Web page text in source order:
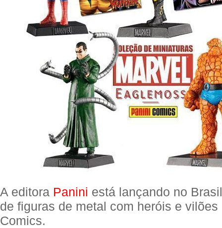
A editora Panini está lançando no
de figuras de metal com heróis e vilões
Comics.